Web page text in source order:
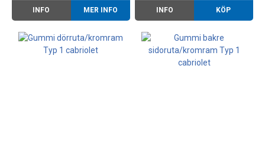
INFO MER INFO INFO KÖP